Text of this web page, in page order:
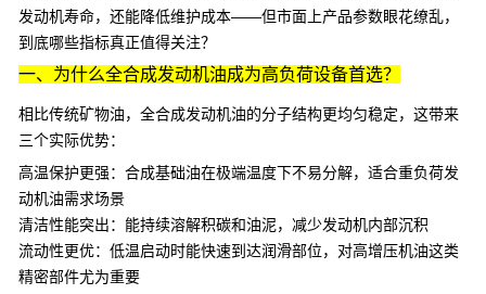
发动机寿命，还能降低维护成本——但市面上产品参数眼花缭乱，
到底哪些指标真正值得关注？
一、为什么全合成发动机油成为高负荷设备首选？
相比传统矿物油， 全合成发动机油的分子结构更均匀稳定，这带来
三个实际优势：
高温保护更强：合成基础油在极端温度下不易分解，适合重负荷发
动机油需求场景
清洁性能突出：能持续溶解积碳和油泥，减少发动机内部沉积
流动性更优：低温启动时能快速到达润滑部位，对高增压机油这类
精密部件尤为重要